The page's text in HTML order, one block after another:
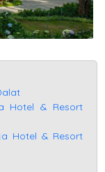
Hotel & Resort
Hotel & Resort